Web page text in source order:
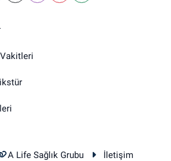
A Life Sağlık Grubu
İletişim